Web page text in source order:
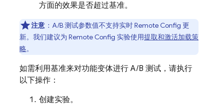
方面的效果是否超过基准。
注意 ：A/B 测试参数值不支持实时Remote Config 更
新。我们建议为 Remote Config 实验使用提取和激活加载策
略。
如需利用基准来对功能变体进行 A/B 测试，请执行
以下操作：
创建实验。